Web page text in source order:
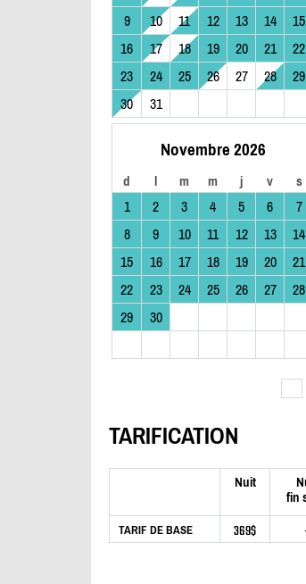
9
10 11 12 13 14
15
16
17 18 19 20 21
22
23
24 25 26 27 28
29
30
31
Novembre 2026
d l m m j v s
1 2 3 4 5 6
7
8
9 10 11 12 13
14
15
16 17 18 19 20
21
22
23 24 25 26 27
28
29
30
TARIFICATION
Nuit
fin
TARIF DE BASE 369$